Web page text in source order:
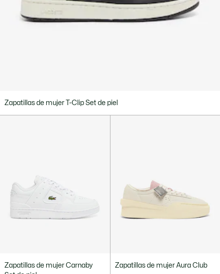
Zapatillas de mujer T-Clip Set de piel
Zapatillas de mujer Carnaby
Zapatillas de mujer Aura Club